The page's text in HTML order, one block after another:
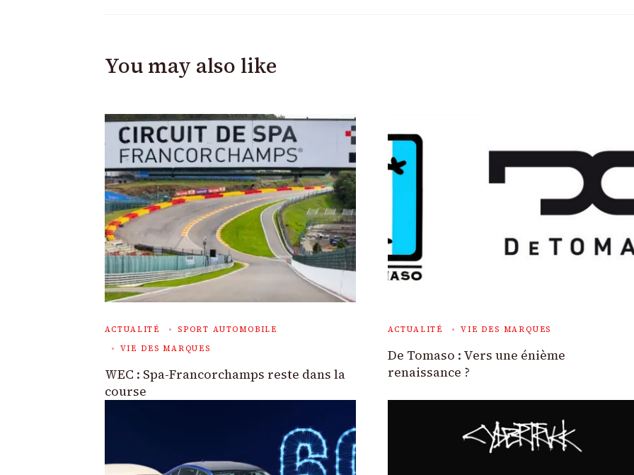
You may also like
ACTUALITÉ
SPORT AUTOMOBILE
VIE DES MARQUES
WEC : Spa-Francorchamps reste dans la
course
ACTUALITÉ VIE DES MARQUES
De Tomaso : Vers une énième
renaissance ?